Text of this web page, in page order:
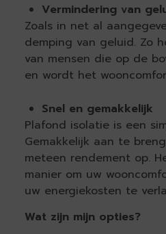
Vermindering van
Zoals in net al
demping van geluid. Zo
van mensen die op de
en wordt het
Snel en gemakkelijk
Plafond isolatie is een
Gemakkelijk aan te
meteen rendement op.
manier om uw
uw energiekosten te
Wat zijn mijn opties?